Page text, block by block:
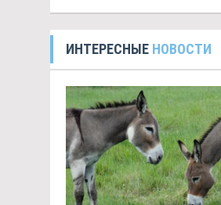
ИНТЕРЕСНЫЕ НОВОСТИ